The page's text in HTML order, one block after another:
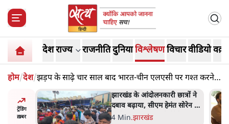
देशराज्य राजनीतिदुनियाविश्लेषणविचारवीडियो
होम/देश/झड़प के साढ़े चार साल बाद भारत-चीन एलएसी पर गश्त करने
पर सहमत
ट्रेंडिंग
ख़बर
अहमद
में बंद
झारखंड के आंदोलनकारी छात्रों ने
दबाव बढ़ाया, सीएम हेमंत सोरेन का
इस्तीफा मांगा, 10 को घेरेंगे
4 Min.झारखंड